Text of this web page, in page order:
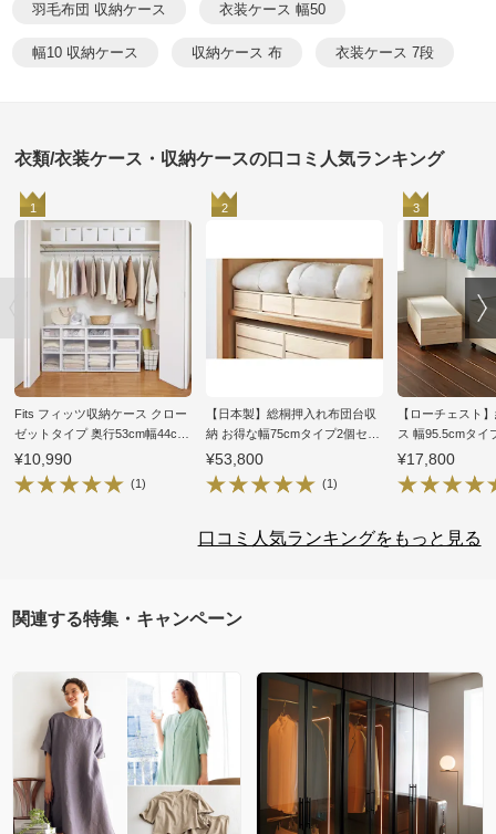
羽毛布団 収納ケース 衣装ケース 幅50
幅10 収納ケース 収納ケース 布 衣装ケース 7段
衣類/衣装ケース・収納ケースの口コミ人気ランキング
1
Fits フィッツ収納ケース クロー
ゼットタイプ 奥行53cm幅44cm
高さ18cm 2個組
¥10,990
(1)
2
【日本製】総桐押入れ布団台収
納 お得な幅75cmタイプ2個セッ
ト
¥53,800
(1)
3
【ローチェスト
ス 幅95.5cmタイ
1）
¥17,800
口コミ人気ランキングをもっと見る
関連する特集・キャンペーン